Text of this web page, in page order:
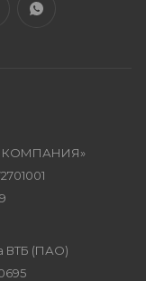
КОМПАНИЯ»
ВТБ (ПАО)